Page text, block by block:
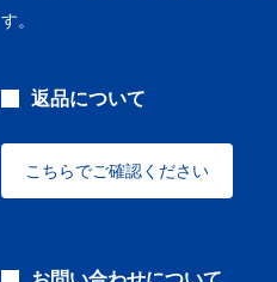
す。
返品について
こちらでご確認ください